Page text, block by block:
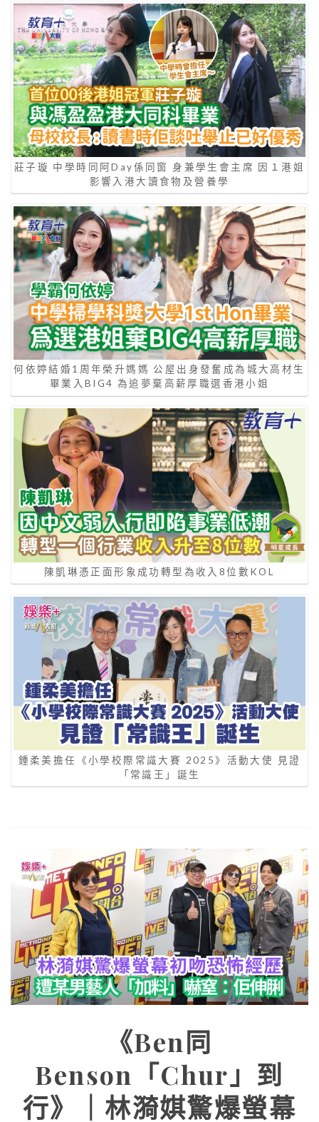
莊子璇 中學時同阿Day係同窗 身兼學生會主席 因１港姐
影響入港大讀食物及營養學
何依婷結婚1周年榮升媽媽 公屋出身發奮成為城大高材生
畢業入BIG4 為追夢棄高薪厚職選香港小姐
陳凱琳憑正面形象成功轉型為收入8位數KOL
鍾柔美擔任《小學校際常識大賽 2025》活動大使 見證
「常識王」誕生
《Ben同
Benson「Chur」到
行》｜林漪娸驚爆螢幕